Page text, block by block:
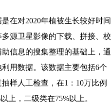
在对2020年植被生长较好时间
多源卫星影像的下载、拼接、校
信息的搜集整理的基础上，通
用数据。该数据主要包括6个
样人工检查，在1：10万比例
上，二级类在75%以上。